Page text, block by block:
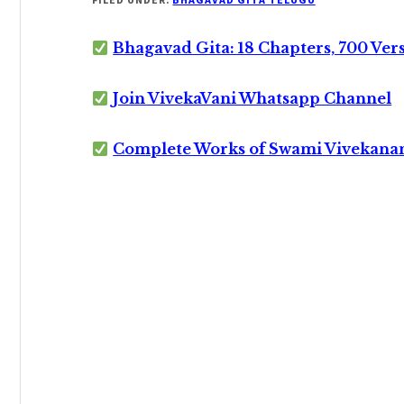
Bhagavad Gita: 18 Chapters, 700
Join VivekaVani Whatsapp Channel
Complete Works of Swami